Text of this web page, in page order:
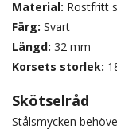
Material: Rostfritt
Färg: Svart
Längd: 32 mm
Korsets storlek:
Skötselråd
Stålsmycken